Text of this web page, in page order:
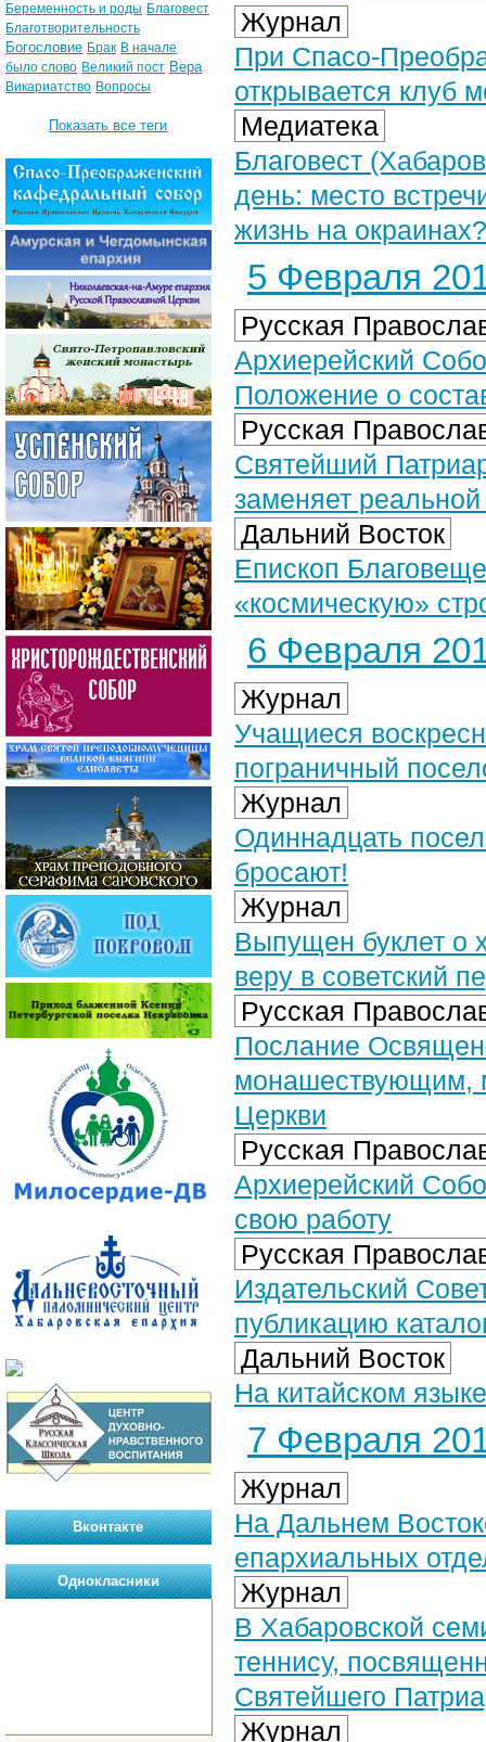
Журнал
При Спасо-
открывается клуб
Медиатека
Благовест
день: место
жизнь на
5 Февраля
Русская
Архиерейский
Положение о
Русская
Святейший
заменяет
Дальний Восток
Епископ
«космическую»
6 Февраля
Журнал
Учащиеся
пограничный
Журнал
Одиннадцать
бросают!
Журнал
Выпущен буклет о
веру в советский
Русская
Послание
монашествующим,
Церкви
Русская
Архиерейский
свою работу
Русская
Издательский
публикацию
Дальний Восток
На китайском
7 Февраля
Журнал
На Дальнем
епархиальных
Журнал
В Хабаровской
теннису,
Святейшего
Журнал
Беременность и роды Благовест
Благотворительность
Богословие Брак В начале
было слово Великий пост Вера
Викариатство Вопросы
Показать все теги
Вконтакте
Однокласники